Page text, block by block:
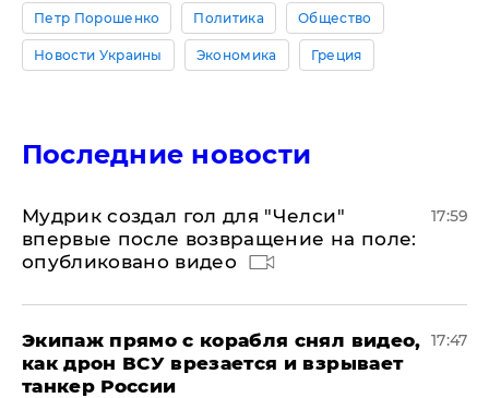
Петр Порошенко Политика Общество
Новости Украины Экономика Греция
Последние новости
Мудрик создал гол для "Челси"
впервые после возвращение на поле:
опубликовано видео
17:59
Экипаж прямо с корабля снял видео,
как дрон ВСУ врезается и взрывает
танкер России
17:47